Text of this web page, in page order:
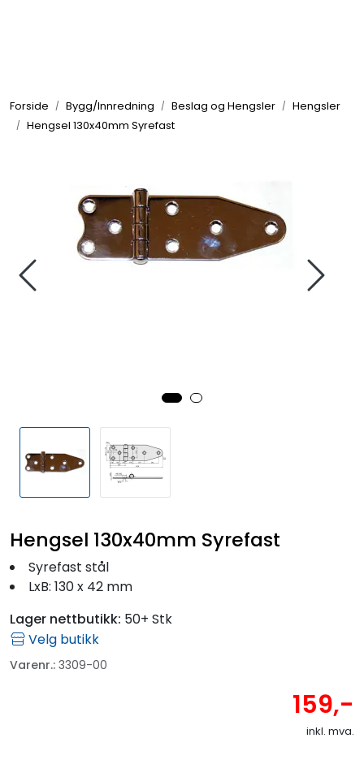
Forside Bygg/Innredning Beslag og Hengsler
Hengsler
Hengsel 130x40mm Syrefast
Hengsel 130x40mm Syrefast
Syrefast stål
LxB: 130 x 42 mm
Lager nettbutikk: 50+ Stk
Velg butikk
Varenr.: 3309-00
159,-
inkl. mva.
Elektrisk
Komfort
Båtpleie/Opplag
Outlet
Kampanje